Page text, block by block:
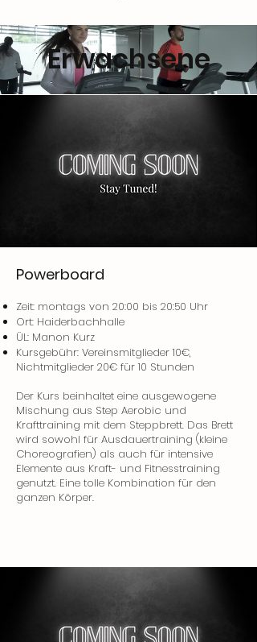
Erwachsene
Powerboard
Zeit: montags von 20:00 bis 20:50 Uhr
Ort: Haiderbachhalle
ÜL: Manon Kurz
Kursgebühr: Vereinsmitglieder 10€,
Nichtmitglieder 20€ für 10 Stunden
Der Kurs beinhaltet eine ausgewogene
Mischung aus Step Aerobic und
Krafttraining mit dem Steppbrett. Das Brett
wird sowohl für Ausdauertraining (kleine
Choreografien) als auch für intensive
Elemente aus Kraft- und Fitnesstraining
genutzt. Eine tolle Kombination für den
ganzen Körper.